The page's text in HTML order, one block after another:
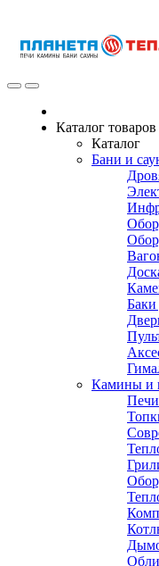
Каталог товаров
Каталог
Бани и
Камины и